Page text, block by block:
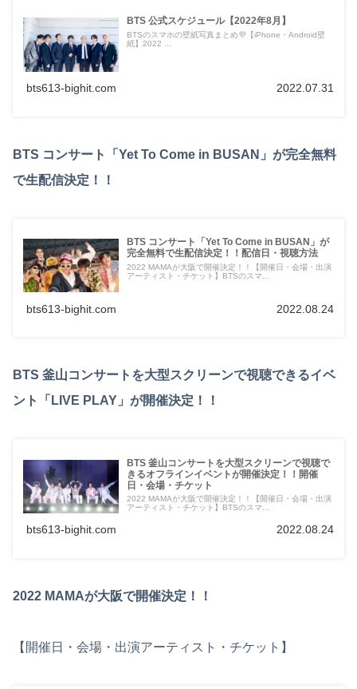
BTS 公式スケジュール【2022年8月】
BTSのスマホの壁紙写真まとめ💜【iPhone・Android壁
紙】2022 ...
bts613-bighit.com 2022.07.31
BTS コンサート「Yet To Come in BUSAN」が完全無料
で生配信決定！！
BTS コンサート「Yet To Come in BUSAN」が
完全無料で生配信決定！！配信日・視聴方法
2022 MAMAが大阪で開催決定！！【開催日・会場・出演
アーティスト・チケット】BTSのスマ...
bts613-bighit.com 2022.08.24
BTS 釜山コンサートを大型スクリーンで視聴できるイベ
ント「LIVE PLAY」が開催決定！！
BTS 釜山コンサートを大型スクリーンで視聴で
きるオフラインイベントが開催決定！！開催
日・会場・チケット
2022 MAMAが大阪で開催決定！！【開催日・会場・出演
アーティスト・チケット】BTSのスマ...
bts613-bighit.com 2022.08.24
2022 MAMAが大阪で開催決定！！
【開催日・会場・出演アーティスト・チケット】